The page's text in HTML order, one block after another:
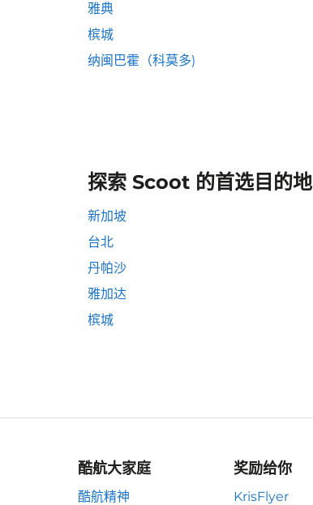
雅典
槟城
纳闽巴霍（科莫多)
探索 Scoot 的首选目的地
新加坡
台北
丹帕沙
雅加达
槟城
酷航大家庭
酷航精神
奖励给你
KrisFlyer